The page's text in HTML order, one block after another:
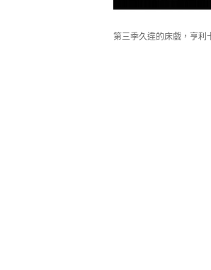
第三季久違的床戲，亨利